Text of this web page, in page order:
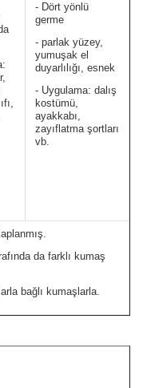
- Dört yönlü
germe
- parlak yüzey,
yumuşak el
duyarlılığı, esnek
- Uygulama: dalış
kostümü,
ayakkabı,
zayıflatma şortları
vb.
da farklı kumaş
bağlı kumaşlarla.